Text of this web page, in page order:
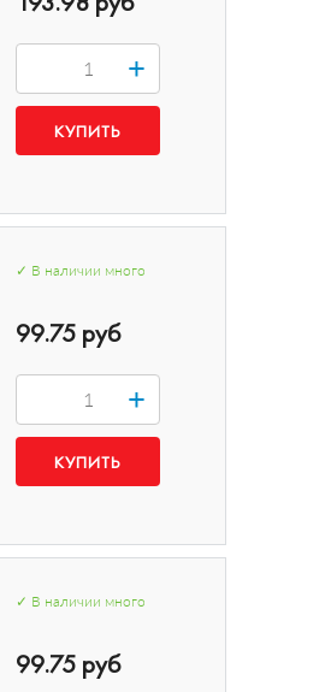
+
✓ В наличии много
99.75 руб
+
✓ В наличии много
99.75 руб